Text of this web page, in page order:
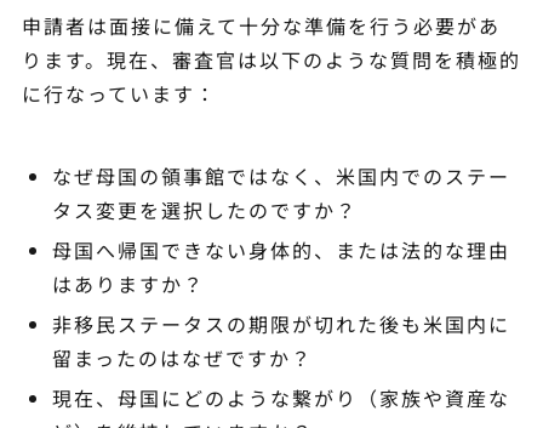
申請者は面接に備えて十分な準備を行う必要があ
ります。現在、審査官は以下のような質問を積極的
に行なっています：
なぜ母国の領事館ではなく、米国内でのステー
タス変更を選択したのですか？
母国へ帰国できない身体的、または法的な理由
はありますか？
非移民ステータスの期限が切れた後も米国内に
留まったのはなぜですか？
現在、母国にどのような繋がり（家族や資産な